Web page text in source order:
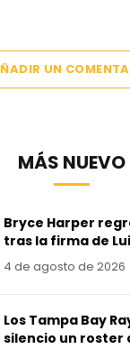
UN
MÁS NUEVO
Bryce Harper
tras la firma de
4 de agosto de 2026
Los Tampa Bay
silencio un